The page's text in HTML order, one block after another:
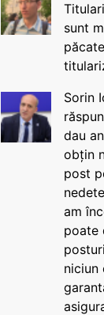
sunt
Sorin
dau
obțin
post
am
poate
niciun